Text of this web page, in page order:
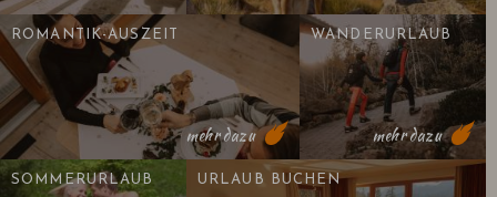
ROMANTIK-AUSZEIT
mehr dazu
WANDERURLAUB
mehr dazu
SOMMERURLAUB URLAUB BUCHEN